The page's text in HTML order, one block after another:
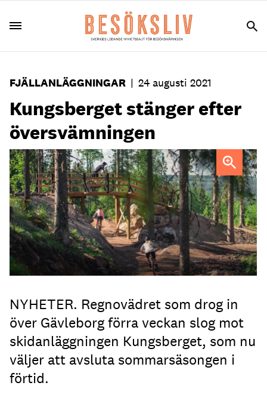
FJÄLLANLÄGGNINGAR | 24 augusti 2021
Kungsberget stänger efter
översvämningen
Foto: Kungsberget
NYHETER. Regnovädret som drog in
över Gävleborg förra veckan slog mot
skidanläggningen Kungsberget, som nu
väljer att avsluta sommarsäsongen i
förtid.